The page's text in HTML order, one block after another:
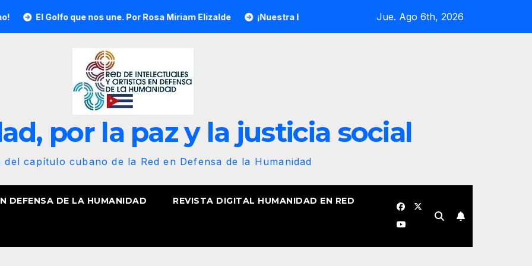
que nos une. Por Rosa Miriam Elizalde ¡Nuestra bandera revolucionaria no se plegará jamás! Por Bruno Rodríguez
Jue. Ago 6th, 2026
por la paz y la justicia social
del capítulo cubano de la Red en Defensa de la Humanidad
DEFENSA DE LA HUMANIDAD REVISTA DIGITAL HUMANIDAD EN RED